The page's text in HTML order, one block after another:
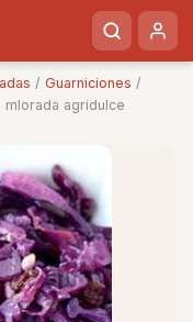
/ Guarniciones /
agridulce